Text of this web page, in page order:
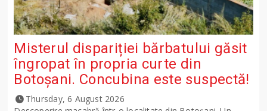
Misterul dispariției bărbatului găsit
îngropat în propria curte din
Botoșani. Concubina este suspectă!
Thursday, 6 August 2026